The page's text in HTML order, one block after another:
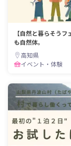
【自然と暮らそう
も自然体。
高知県
イベント・体験